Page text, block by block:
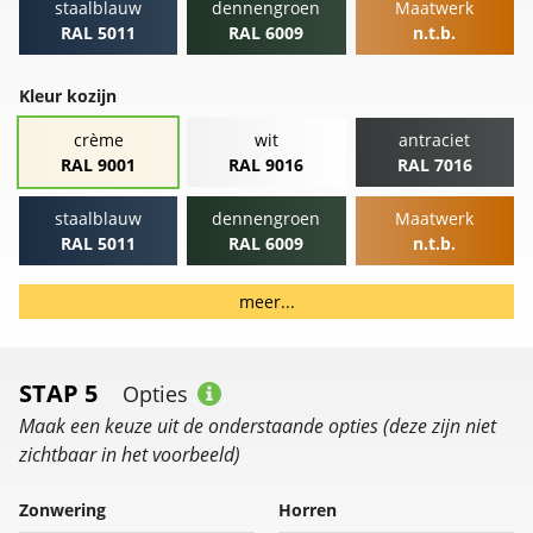
staalblauw
RAL 5011
dennengroen
RAL 6009
Maatwerk
n.t.b.
Kleur kozijn
crème
RAL 9001
wit
RAL 9016
antraciet
RAL 7016
staalblauw
RAL 5011
dennengroen
RAL 6009
Maatwerk
n.t.b.
meer...
STAP 5 Opties
Maak een keuze uit de onderstaande opties (deze zijn niet
zichtbaar in het voorbeeld)
Zonwering Horren